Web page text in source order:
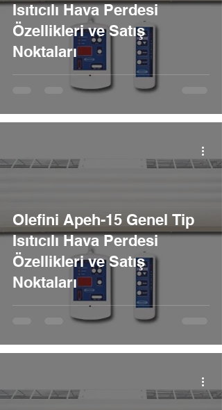
Isıtıcılı Hava Perdesi
Özellikleri ve Satış
Noktaları
Olefini Apeh-15 Genel Tip
Isıtıcılı Hava Perdesi
Özellikleri ve Satış
Noktaları